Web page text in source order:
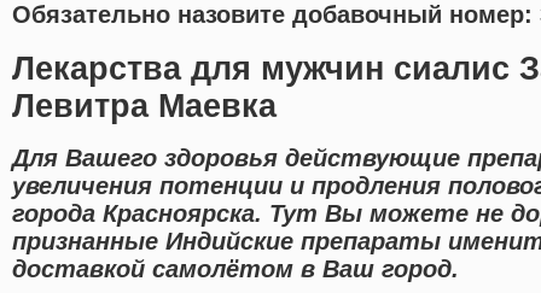
Обязательно назовите добавочный номер:
Лекарства для мужчин сиалис
Левитра Маевка
Для Вашего здоровья действующие
увеличения потенции и продления
города Красноярска. Тут Вы можете не
признанные Индийские препараты
доставкой самолётом в Ваш город.